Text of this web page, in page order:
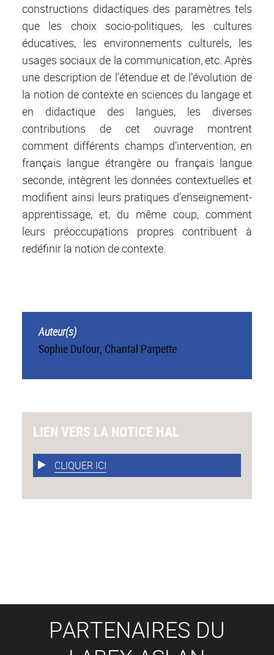
constructions didactiques des paramètres tels
que les choix socio-politiques, les cultures
éducatives, les environnements culturels, les
usages sociaux de la communication, etc. Après
une description de l’étendue et de l’évolution de
la notion de contexte en sciences du langage et
en didactique des langues, les diverses
contributions de cet ouvrage montrent
comment différents champs d’intervention, en
français langue étrangère ou français langue
seconde, intègrent les données contextuelles et
modifient ainsi leurs pratiques d’enseignement-
apprentissage, et, du même coup, comment
leurs préoccupations propres contribuent à
redéfinir la notion de contexte.
Auteur(s)
Sophie Dufour, Chantal Parpette
LIEN VERS LA NOTICE HAL
CLIQUER ICI
PARTENAIRES DU